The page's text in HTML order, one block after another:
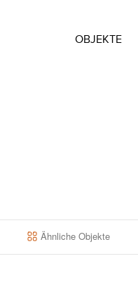
OBJEKTE
Ähnliche Objekte